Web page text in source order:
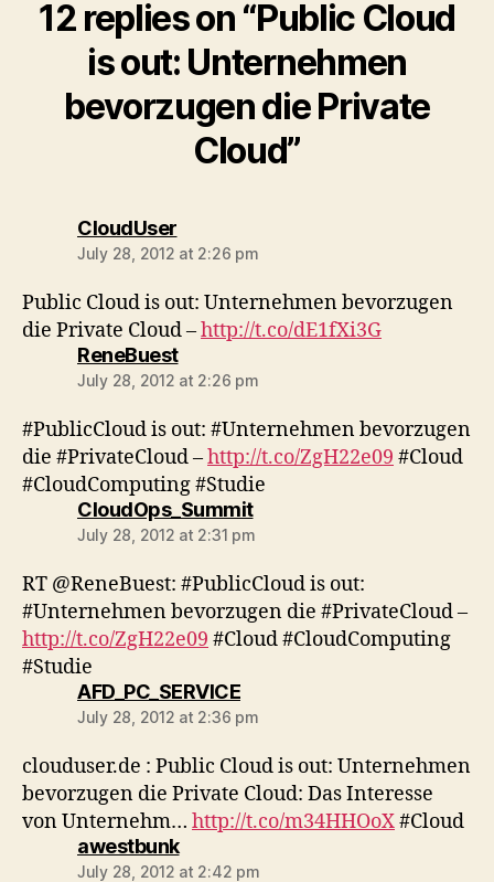
12 replies on “Public Cloud
is out: Unternehmen
bevorzugen die Private
Cloud”
CloudUsersays:
July 28, 2012 at 2:26 pm
Public Cloud is out: Unternehmen bevorzugen
die Private Cloud –http://t.co/dE1fXi3G
ReneBuestsays:
July 28, 2012 at 2:26 pm
#PublicCloud is out: #Unternehmen bevorzugen
die #PrivateCloud –http://t.co/ZgH22e09 #Cloud
#CloudComputing #Studie
CloudOps_Summitsays:
July 28, 2012 at 2:31 pm
RT @ReneBuest: #PublicCloud is out:
#Unternehmen bevorzugen die #PrivateCloud –
http://t.co/ZgH22e09 #Cloud #CloudComputing
#Studie
AFD_PC_SERVICEsays:
July 28, 2012 at 2:36 pm
clouduser.de : Public Cloud is out: Unternehmen
bevorzugen die Private Cloud: Das Interesse
von Unternehm… http://t.co/m34HHOoX#Cloud
awestbunksays:
July 28, 2012 at 2:42 pm